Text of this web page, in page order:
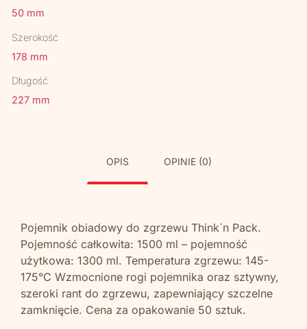
50 mm
Szerokość
178 mm
Długość
227 mm
OPIS OPINIE (0)
Pojemnik obiadowy do zgrzewu Think`n Pack.
Pojemność całkowita: 1500 ml – pojemność
użytkowa: 1300 ml. Temperatura zgrzewu: 145-
175°C Wzmocnione rogi pojemnika oraz sztywny,
szeroki rant do zgrzewu, zapewniający szczelne
zamknięcie. Cena za opakowanie 50 sztuk.